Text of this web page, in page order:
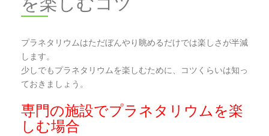
プラネタリウムはただぼんやり眺めるだけでは楽しさが半減
します。
少しでもプラネタリウムを楽しむために、コツくらいは知っ
ておきましょう。
専門の施設でプラネタリウムを楽
しむ場合